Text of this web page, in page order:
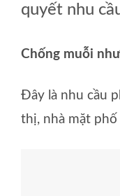
quyết nhu
Chống muỗi
Đây là nhu cầu
thị, nhà mặt phố